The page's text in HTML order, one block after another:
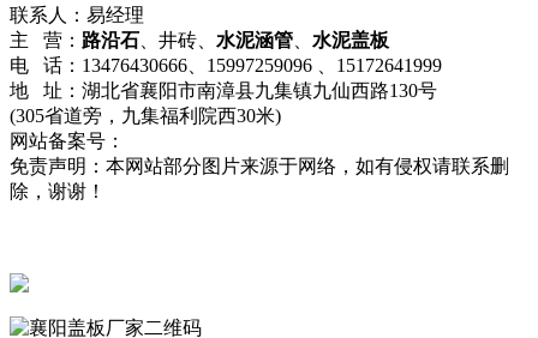
联系人：易经理
主 营： 路沿石 、井砖、 水泥涵管
水泥盖板
电 话：13476430666、15997259096 、15172641999
地 址：湖北省襄阳市南漳县九集镇九仙西路130号
(305省道旁，九集福利院西30米)
网站备案号：
免责声明：本网站部分图片来源于网络，如有侵权请联系删
除，谢谢！